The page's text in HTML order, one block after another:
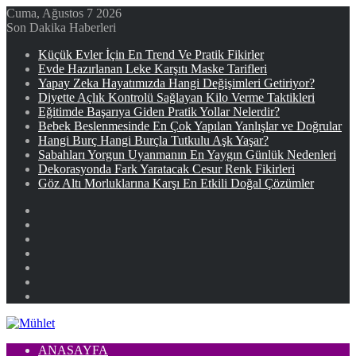
Cuma, Ağustos 7 2026
Son Dakika Haberleri
Küçük Evler İçin En Trend Ve Pratik Fikirler
Evde Hazırlanan Leke Karşıtı Maske Tarifleri
Yapay Zeka Hayatımızda Hangi Değişimleri Getiriyor?
Diyette Açlık Kontrolü Sağlayan Kilo Verme Taktikleri
Eğitimde Başarıya Giden Pratik Yollar Nelerdir?
Bebek Beslenmesinde En Çok Yapılan Yanlışlar ve Doğrular
Hangi Burç Hangi Burçla Tutkulu Aşk Yaşar?
Sabahları Yorgun Uyanmanın En Yaygın Günlük Nedenleri
Dekorasyonda Fark Yaratacak Cesur Renk Fikirleri
Göz Altı Morluklarına Karşı En Etkili Doğal Çözümler
ANASAYFA